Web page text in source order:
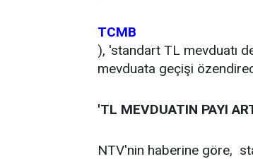
TCMB
), 'standart TL mevduatı
mevduata geçişi
'TL MEVDUATIN PAYI
NTV'nin haberine göre,